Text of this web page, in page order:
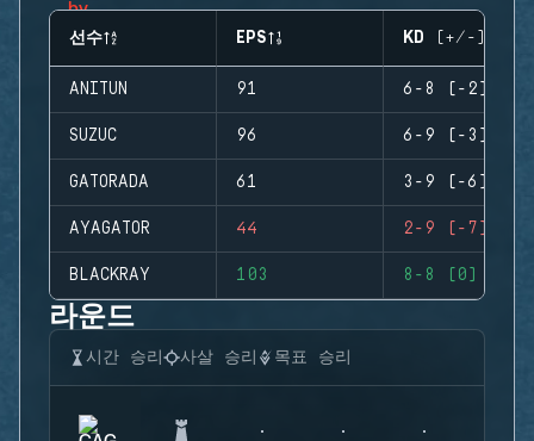
선수 EPS KD (+/-)
ANITUN 91 6-8 (-2)
SUZUC 96 6-9 (-3)
GATORADA 61 3-9 (-6)
AYAGATOR 44 2-9 (-7)
BLACKRAY 103 8-8 (0)
라운드
시간 승리 사살 승리 목표 승리